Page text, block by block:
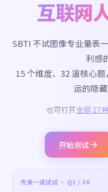
互联网
SBTI 不试图像专业量表
利感
15 个维度、32 道核心
运的隐藏
也可打开全部 27
开始测试
先来一道试试 · Q1 / 30